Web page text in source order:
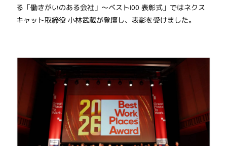
る「働きがいのある会社」〜ベスト100 表彰式」ではネクス
キャット取締役 小林武蔵が登壇し、表彰を受けました。